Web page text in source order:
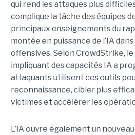
qui rend les attaques plus
complique la tâche des équipes
principaux enseignements du
montée en puissance de l’IA
offensives. Selon CrowdStrike,
impliquant des capacités IA a
attaquants utilisent ces outils
reconnaissance, cibler plus
victimes et accélérer les
L’IA ouvre également un